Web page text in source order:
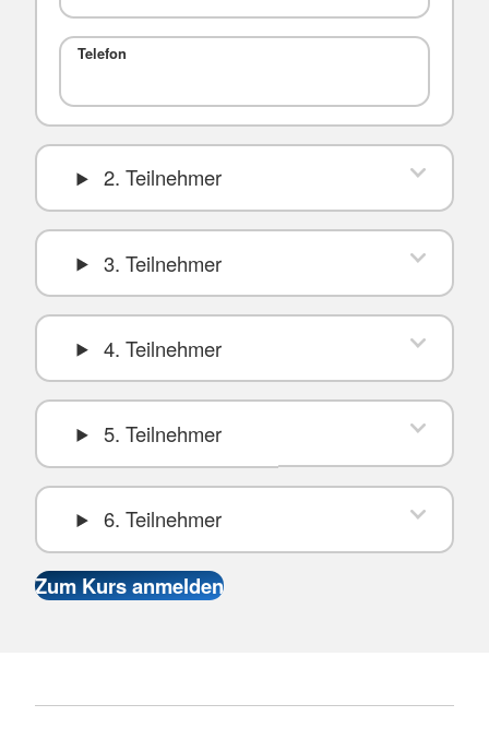
Telefon
2. Teilnehmer
3. Teilnehmer
4. Teilnehmer
5. Teilnehmer
6. Teilnehmer